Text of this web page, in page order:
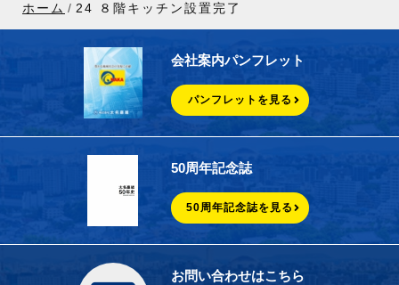
ホーム 24 ８階キッチン設置完了
会社案内パンフレット
パンフレットを見る
50周年記念誌
50周年記念誌を見る
お問い合わせはこちら